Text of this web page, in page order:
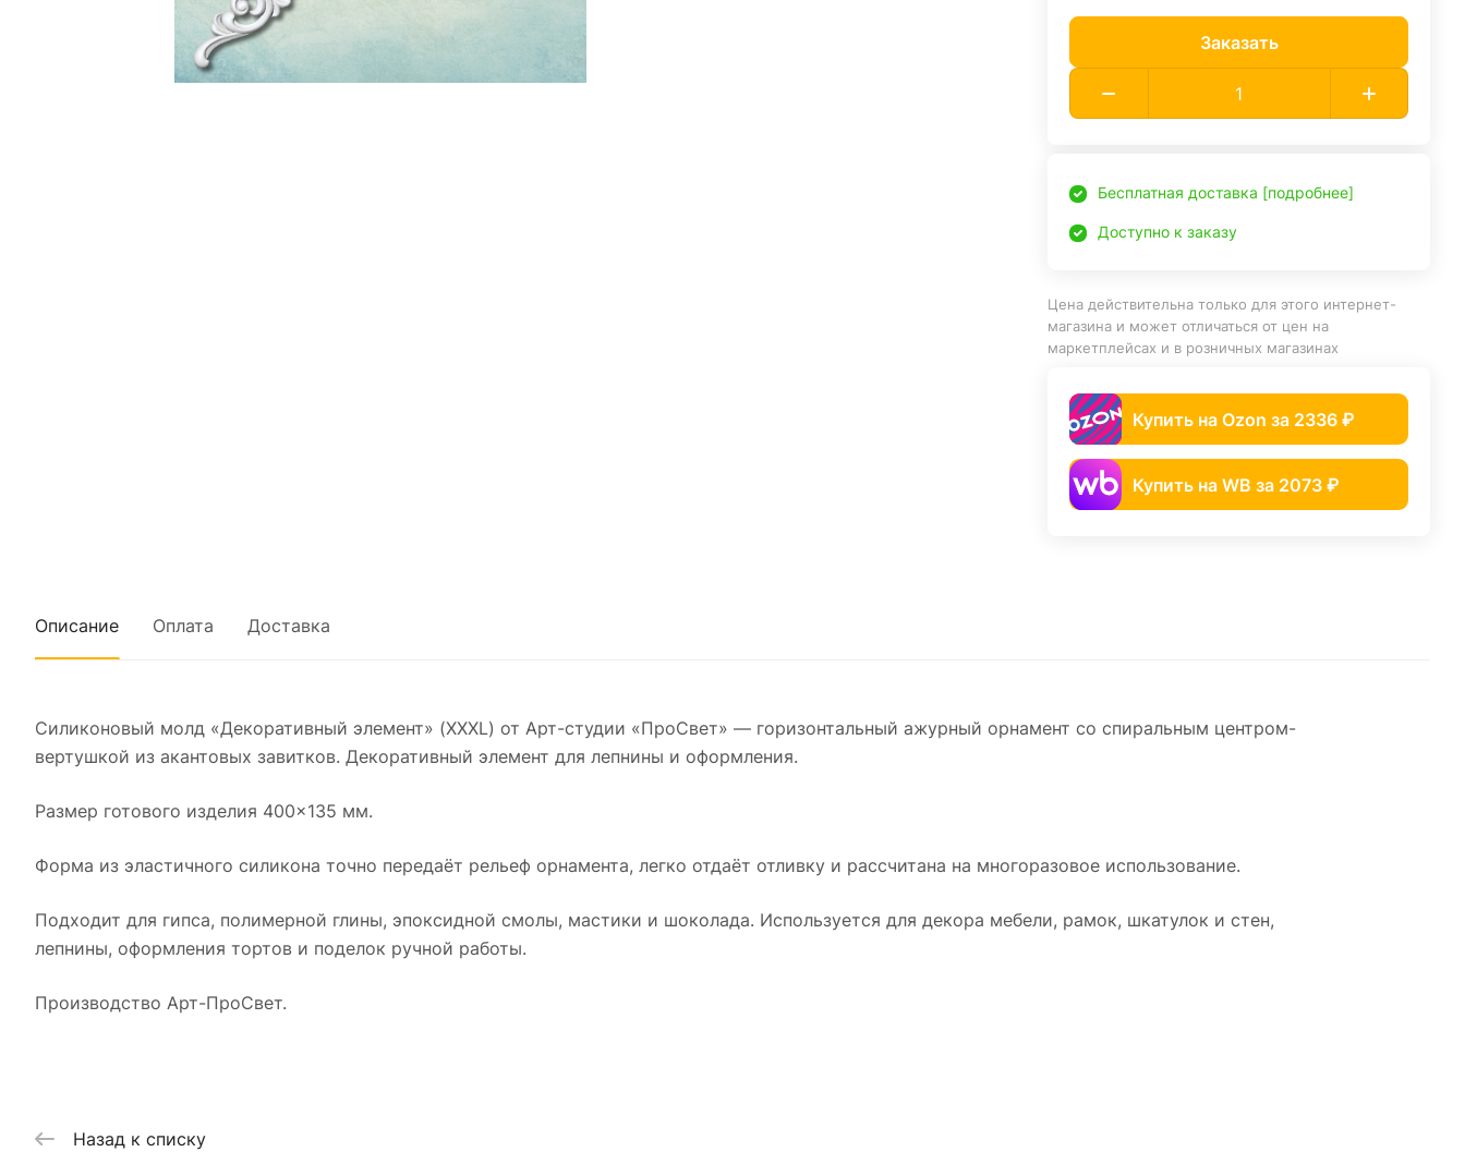
Заказать
Бесплатная доставка [подробнее]
Доступно к заказу
Цена действительна только для этого интернет-
магазина и может отличаться от цен на
маркетплейсах и в розничных магазинах
Купить на Ozon за 2336 ₽
Купить на WB за 2073 ₽
Описание Оплата Доставка
Силиконовый молд «Декоративный элемент» (XXXL) от Арт-студии «ПроСвет» — горизонтальный ажурный орнамент со спиральным центром-
вертушкой из акантовых завитков. Декоративный элемент для лепнины и оформления.
Размер готового изделия 400×135 мм.
Форма из эластичного силикона точно передаёт рельеф орнамента, легко отдаёт отливку и рассчитана на многоразовое использование.
Подходит для гипса, полимерной глины, эпоксидной смолы, мастики и шоколада. Используется для декора мебели, рамок, шкатулок и стен,
лепнины, оформления тортов и поделок ручной работы.
Производство Арт-ПроСвет.
Назад к списку